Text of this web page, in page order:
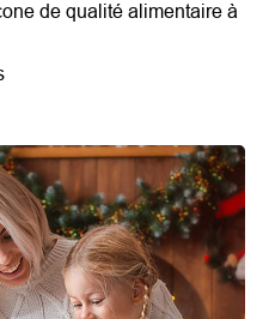
de qualité alimentaire à